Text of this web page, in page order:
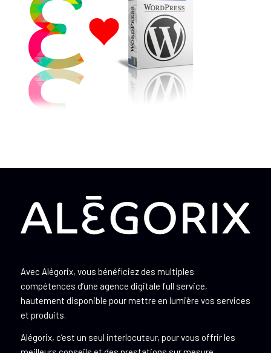
Avec Alégorix, vous bénéficiez des multiples
compétences d’une agence digitale full service,
hautement disponible pour mettre en lumière vos services
et produits.
Alégorix, c’est un seul interlocuteur, pour vous offrir les